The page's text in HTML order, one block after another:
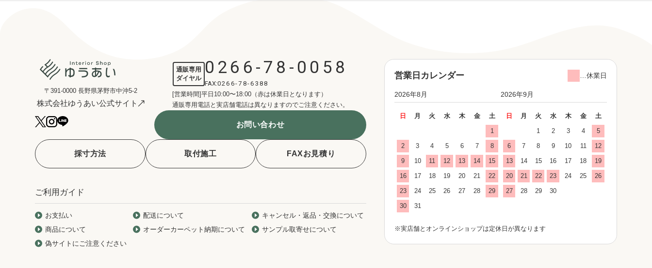
〒391-0000 長野県茅野市中沖5-2
株式会社ゆうあい公式サイト
通販専用
ダイヤル
0266-78-0058
FAX:0266-78-6388
[営業時間]平日10:00〜18:00（赤は休業日となります）
通販専用電話と実店舗電話は異なりますのでご注意ください。
お問い合わせ
採寸方法 取付施工 FAXお見積り
営業日カレンダー …休業日
2026年8月
日 月 火 水 木 金 土
1
2 3 4 5 6 7 8
9 10 11 12 13 14 15
16 17 18 19 20 21 22
23 24 25 26 27 28 29
30 31
2026年9月
日 月 火 水 木 金 土
1 2 3 4 5
6 7 8 9 10 11 12
13 14 15 16 17 18 19
20 21 22 23 24 25 26
27 28 29 30
※実店舗とオンラインショップは定休日が異なります
ご利用ガイド
お支払い 配送について
キャンセル・返品・交換について
商品について
オーダーカーペット納期について
サンプル取寄せについて
偽サイトにご注意ください